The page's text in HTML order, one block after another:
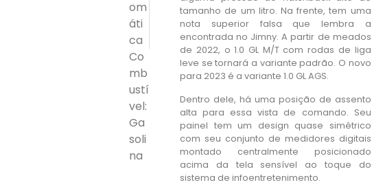
om
áti
ca
Co
mb
ustí
vel:
Ga
soli
na
tamanho de um litro. Na frente, tem uma
nota superior falsa que lembra a
encontrada no Jimny. A partir de meados
de 2022, o 1.0 GL M/T com rodas de liga
leve se tornará a variante padrão. O novo
para 2023 é a variante 1.0 GL AGS.
Dentro dele, há uma posição de assento
alta para essa vista de comando. Seu
painel tem um design quase simétrico
com seu conjunto de medidores digitais
montado centralmente posicionado
acima da tela sensível ao toque do
sistema de infoentretenimento.